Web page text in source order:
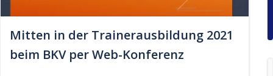
Mitten in der Trainerausbildung 2021
beim BKV per Web-Konferenz